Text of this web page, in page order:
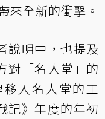
來全新的衝擊。
說明中，也提及
對「名人堂」的
入名人堂的工
記》年度的年初